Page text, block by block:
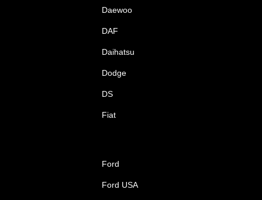
Daewoo
DAF
Daihatsu
Dodge
DS
Fiat
Ford
Ford USA